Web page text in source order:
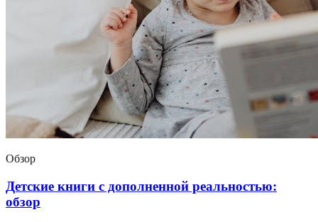
Обзор
Детские книги с дополненной реальностью:
обзор